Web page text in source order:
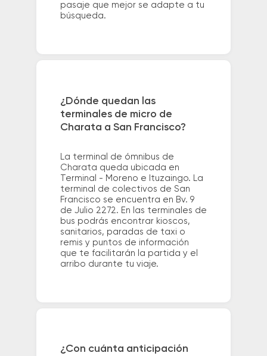
pasaje que mejor se adapte a tu
búsqueda.
¿Dónde quedan las
terminales de micro de
Charata a San Francisco?
La terminal de ómnibus de
Charata queda ubicada en
Terminal - Moreno e Ituzaingo. La
terminal de colectivos de San
Francisco se encuentra en Bv. 9
de Julio 2272. En las terminales de
bus podrás encontrar kioscos,
sanitarios, paradas de taxi o
remis y puntos de información
que te facilitarán la partida y el
arribo durante tu viaje.
¿Con cuánta anticipación